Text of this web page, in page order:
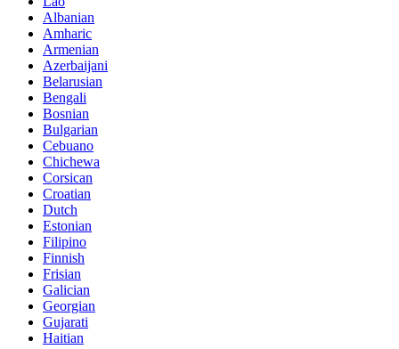
Albanian
Amharic
Armenian
Azerbaijani
Belarusian
Bengali
Bosnian
Bulgarian
Cebuano
Chichewa
Corsican
Croatian
Dutch
Estonian
Filipino
Finnish
Frisian
Galician
Georgian
Gujarati
Haitian